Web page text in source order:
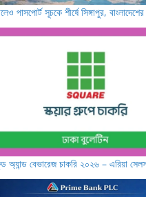
পাসপোর্ট সূচকে শীর্ষে সিঙ্গাপুর,
অ্যান্ড বেভারেজ চাকরি ২০২৬ – এরিয়া